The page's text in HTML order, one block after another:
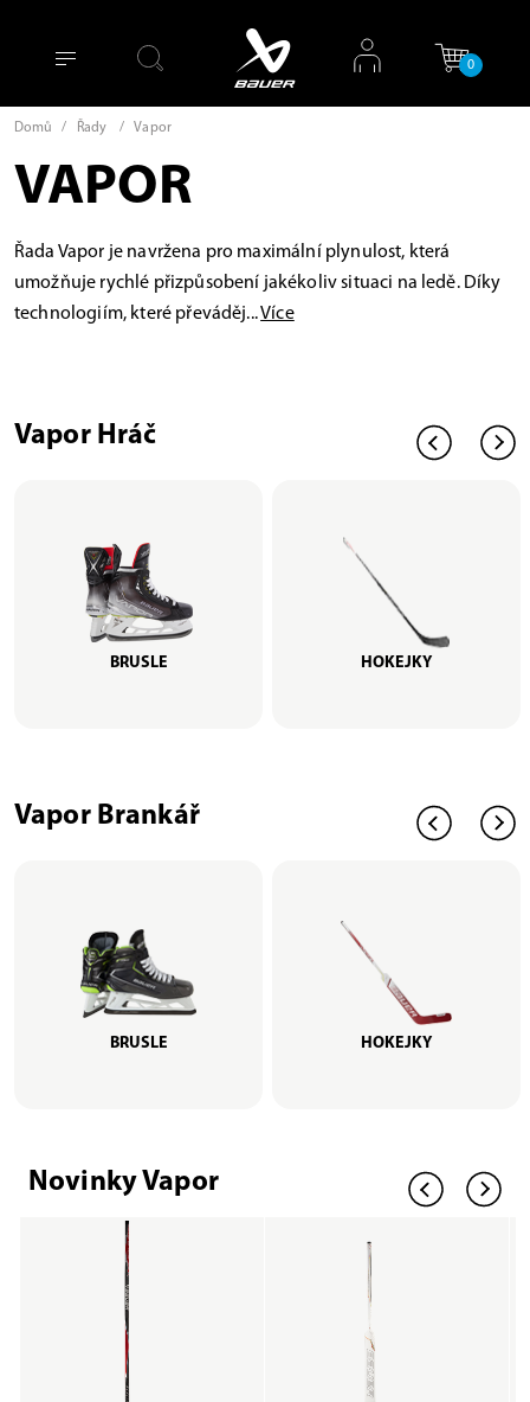
0
Domů / Řady / Vapor
VAPOR
Řada Vapor je navržena pro maximální plynulost, která
umožňuje rychlé přizpůsobení jakékoliv situaci na ledě. Díky
technologiím, které převáděj...Více
Vapor Hráč
BRUSLE HOKEJKY
Vapor Brankář
BRUSLE HOKEJKY
Novinky Vapor